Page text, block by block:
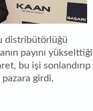
distribütörlüğü
payını yükselttiği
bu işi sonlandırıp
pazara girdi.